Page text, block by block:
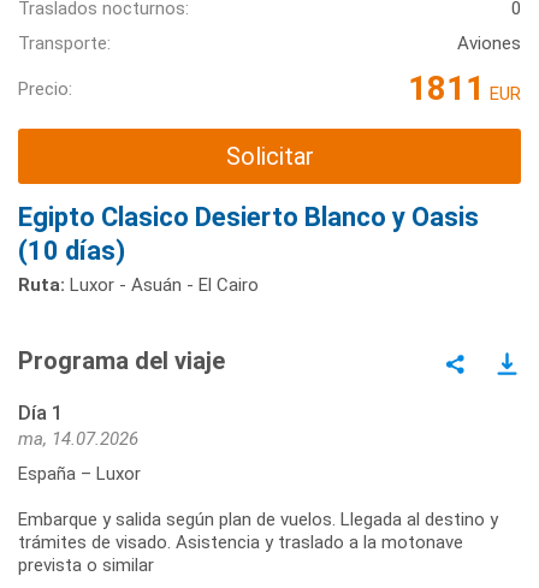
Traslados nocturnos:
0
Transporte:
Aviones
Precio: 1811 EUR
Solicitar
Egipto Clasico Desierto Blanco y Oasis
(10 días)
Ruta: Luxor - Asuán - El Cairo
Programa del viaje
Día 1
ma, 14.07.2026
España – Luxor
Embarque y salida según plan de vuelos. Llegada al destino y
trámites de visado. Asistencia y traslado a la motonave
prevista o similar